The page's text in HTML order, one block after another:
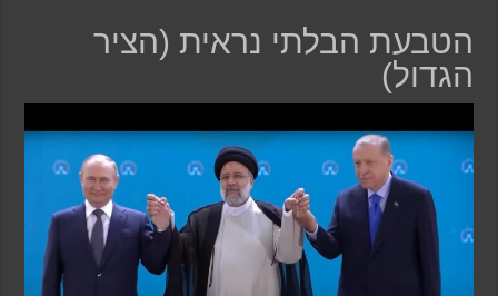
הטבעת הבלתי נראית (הציר
הגדול)